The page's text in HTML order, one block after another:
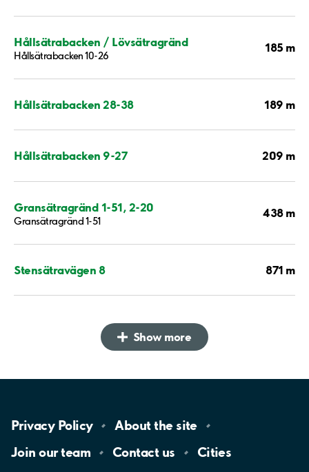
Hållsätrabacken / Lövsätragränd
Hållsätrabacken 10-26
185 m
Hållsätrabacken 28-38 189 m
Hållsätrabacken 9-27 209 m
Gransätragränd 1-51, 2-20
Gransätragränd 1-51
438 m
Stensätravägen 8 871 m
Show more
Privacy Policy About the site
Join ourteam Contact us Cities